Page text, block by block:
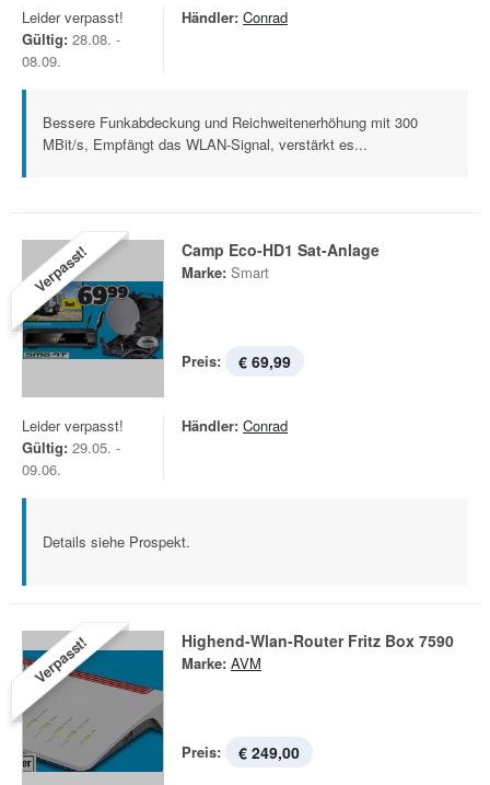
Leider verpasst!
Gültig: 28.08. -
08.09.
Händler: Conrad
Bessere Funkabdeckung und Reichweitenerhöhung mit 300
MBit/s, Empfängt das WLAN-Signal, verstärkt es...
Verpasst! Camp Eco-HD1 Sat-Anlage
Marke: Smart
Preis: € 69,99
Leider verpasst!
Gültig: 29.05. -
09.06.
Händler: Conrad
Details siehe Prospekt.
Verpasst! Highend-Wlan-Router Fritz Box 7590
Marke: AVM
Preis: € 249,00